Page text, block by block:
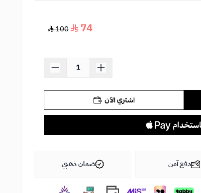
74
100
اشتري الآن
دفع آمن ضمان ذهبي